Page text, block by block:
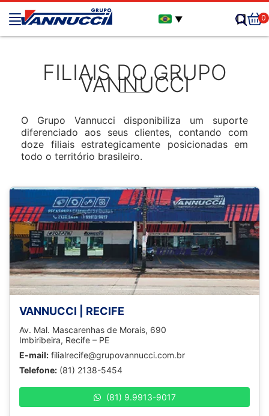
▼ 0
FILIAIS DO GRUPO
VANNUCCI
O Grupo Vannucci disponibiliza um suporte
diferenciado aos seus clientes, contando com
doze filiais estrategicamente posicionadas em
todo o território brasileiro.
VANNUCCI | RECIFE
Av. Mal. Mascarenhas de Morais, 690
Imbiribeira, Recife – PE
E-mail: filialrecife@grupovannucci.com.br
Telefone: (81) 2138-5454
(81) 9.9913-9017